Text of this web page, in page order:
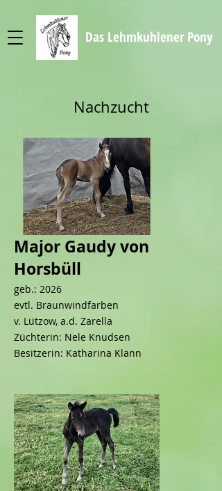
Das Lehmkuhlener Pony
Nachzucht
Major Gaudy von
Horsbüll
geb.: 2026
evtl. Braunwindfarben
v. Lützow, a.d. Zarella
Züchterin: Nele Knudsen
Besitzerin: Katharina Klann